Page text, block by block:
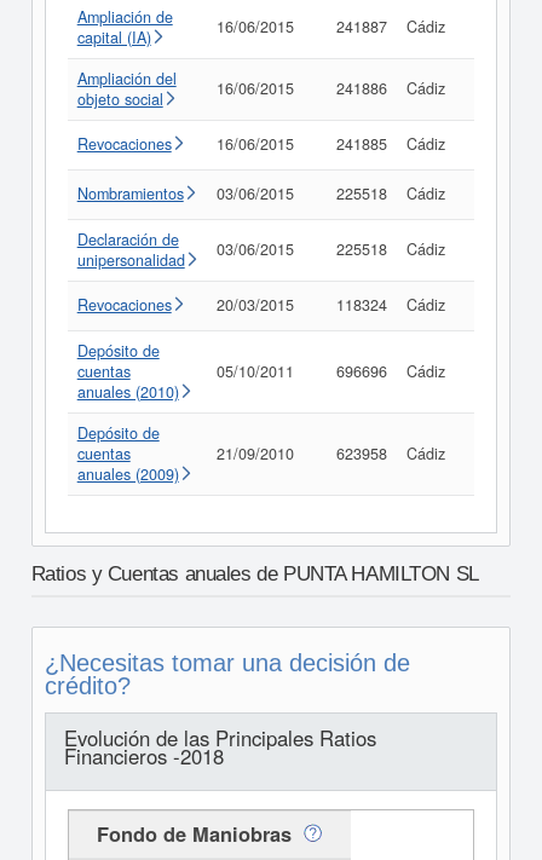
Ampliación de
capital (IA)
16/06/2015 241887 Cádiz
Ampliación del
objeto social
16/06/2015 241886 Cádiz
Revocaciones 16/06/2015 241885 Cádiz
Nombramientos 03/06/2015 225518 Cádiz
Declaración de
unipersonalidad
03/06/2015 225518 Cádiz
Revocaciones 20/03/2015 118324 Cádiz
Depósito de
cuentas
anuales (2010)
05/10/2011 696696 Cádiz
Depósito de
cuentas
anuales (2009)
21/09/2010 623958 Cádiz
Ratios y Cuentas anuales de PUNTA HAMILTON SL
¿Necesitas tomar una decisión de
crédito?
Evolución de las Principales Ratios
Financieros -2018
Fondo de Maniobras